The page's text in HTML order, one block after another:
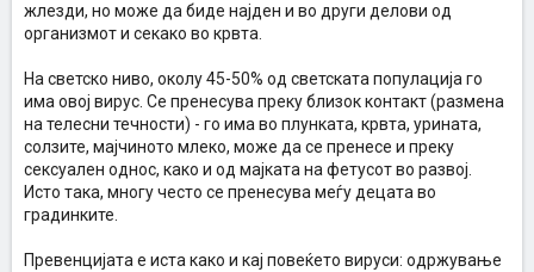
жлезди, но може да биде најден и во други делови од
организмот и секако во крвта.
На светско ниво, околу 45-50% од светската популација го
има овој вирус. Се пренесува преку близок контакт (размена
на телесни течности) - го има во плунката, крвта, урината,
солзите, мајчиното млеко, може да се пренесе и преку
сексуален однос, како и од мајката на фетусот во развој.
Исто така, многу често се пренесува меѓу децата во
градинките.
Превенцијата е иста како и кај повеќето вируси: одржување